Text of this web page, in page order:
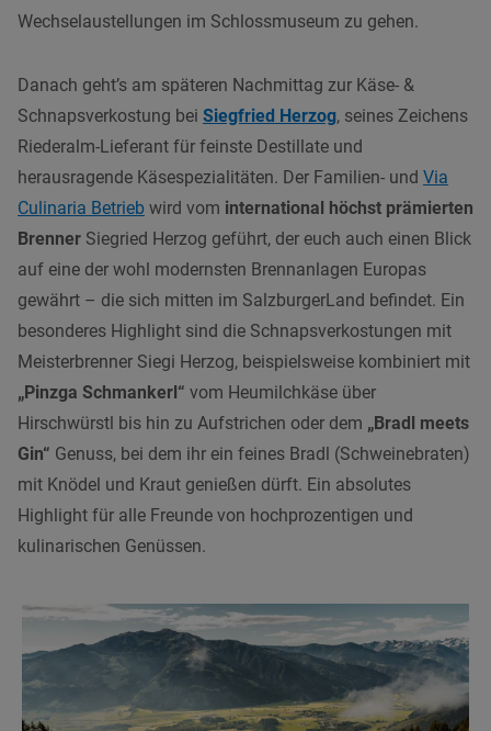
Wechselaustellungen im Schlossmuseum zu gehen.
Danach geht’s am späteren Nachmittag zur Käse- &
Schnapsverkostung bei Siegfried Herzog, seines Zeichens
Riederalm-Lieferant für feinste Destillate und
herausragende Käsespezialitäten. Der Familien- und Via
Culinaria Betrieb wird vom international höchst prämierten
Brenner Siegried Herzog geführt, der euch auch einen Blick
auf eine der wohl modernsten Brennanlagen Europas
gewährt – die sich mitten im SalzburgerLand befindet. Ein
besonderes Highlight sind die Schnapsverkostungen mit
Meisterbrenner Siegi Herzog, beispielsweise kombiniert mit
„Pinzga Schmankerl“ vom Heumilchkäse über
Hirschwürstl bis hin zu Aufstrichen oder dem „Bradl meets
Gin“ Genuss, bei dem ihr ein feines Bradl (Schweinebraten)
mit Knödel und Kraut genießen dürft. Ein absolutes
Highlight für alle Freunde von hochprozentigen und
kulinarischen Genüssen.